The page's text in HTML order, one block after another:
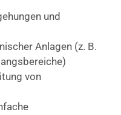
und
Anlagen (z. B.
von